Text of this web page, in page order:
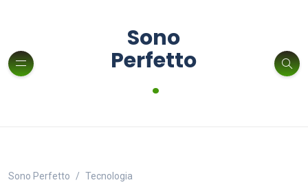
Sono
Perfetto
.
Sono Perfetto
Tecnologia